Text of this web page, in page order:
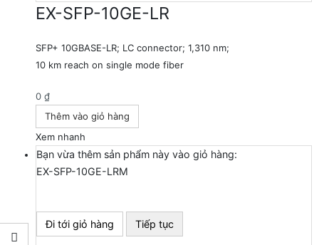
EX-SFP-10GE-LR
SFP+ 10GBASE-LR; LC connector; 1,310 nm;
10 km reach on single mode fiber
0 ₫
Thêm vào giỏ hàng
Xem nhanh
Bạn vừa thêm sản phẩm này vào giỏ hàng:
EX-SFP-10GE-LRM
Đi tới giỏ hàng Tiếp tục